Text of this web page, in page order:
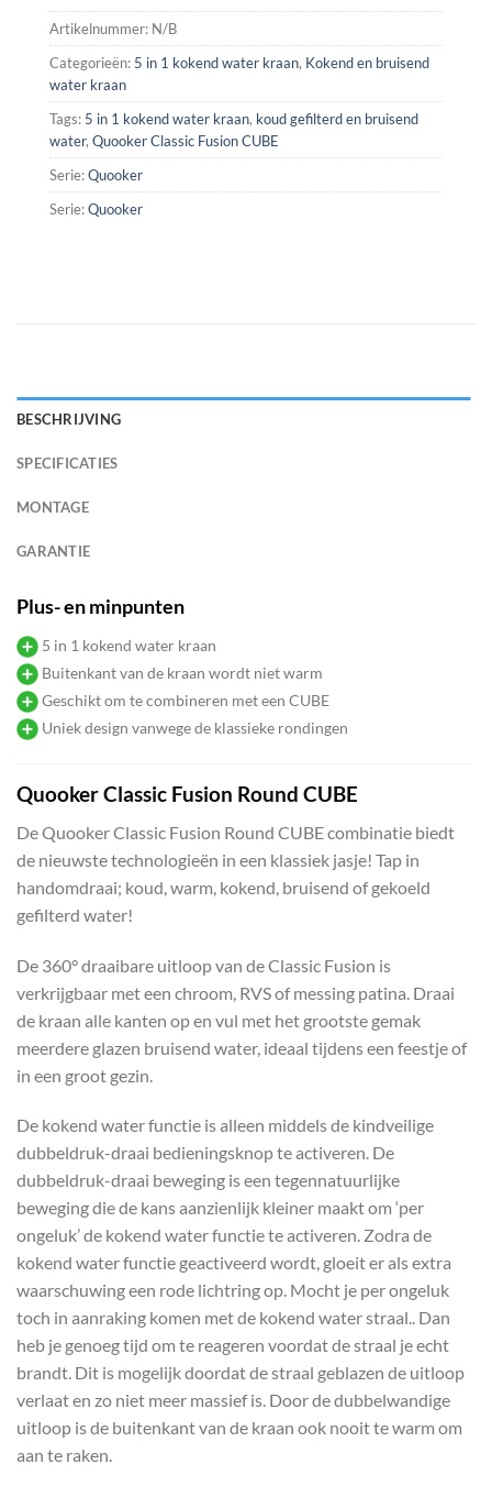
Artikelnummer: N/B
Categorieën: 5 in 1 kokend water kraan, Kokend en bruisend
water kraan
Tags: 5 in 1 kokend water kraan, koud gefilterd en bruisend
water, Quooker Classic Fusion CUBE
Serie:Quooker
Serie:Quooker
BESCHRIJVING
SPECIFICATIES
MONTAGE
GARANTIE
Plus- en minpunten
5 in 1 kokend water kraan
Buitenkant van de kraan wordt niet warm
Geschikt om te combineren met een CUBE
Uniek design vanwege de klassieke rondingen
Quooker Classic Fusion Round CUBE
De Quooker Classic Fusion Round CUBE combinatie biedt
de nieuwste technologieën in een klassiek jasje! Tap in
handomdraai; koud, warm, kokend, bruisend of gekoeld
gefilterd water!
De 360° draaibare uitloop van de Classic Fusion is
verkrijgbaar met een chroom, RVS of messing patina. Draai
de kraan alle kanten op en vul met het grootste gemak
meerdere glazen bruisend water, ideaal tijdens een feestje of
in een groot gezin.
De kokend water functie is alleen middels de kindveilige
dubbeldruk-draai bedieningsknop te activeren. De
dubbeldruk-draai beweging is een tegennatuurlijke
beweging die de kans aanzienlijk kleiner maakt om ‘per
ongeluk’ de kokend water functie te activeren. Zodra de
kokend water functie geactiveerd wordt, gloeit er als extra
waarschuwing een rode lichtring op. Mocht je per ongeluk
toch in aanraking komen met de kokend water straal.. Dan
heb je genoeg tijd om te reageren voordat de straal je echt
brandt. Dit is mogelijk doordat de straal geblazen de uitloop
verlaat en zo niet meer massief is. Door de dubbelwandige
uitloop is de buitenkant van de kraan ook nooit te warm om
aan te raken.